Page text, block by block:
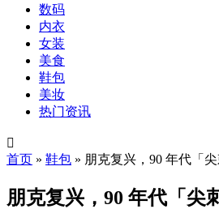
数码
内衣
女装
美食
鞋包
美妆
热门资讯

首页 » 鞋包 » 朋克复兴，90 年代「
朋克复兴，90 年代「尖